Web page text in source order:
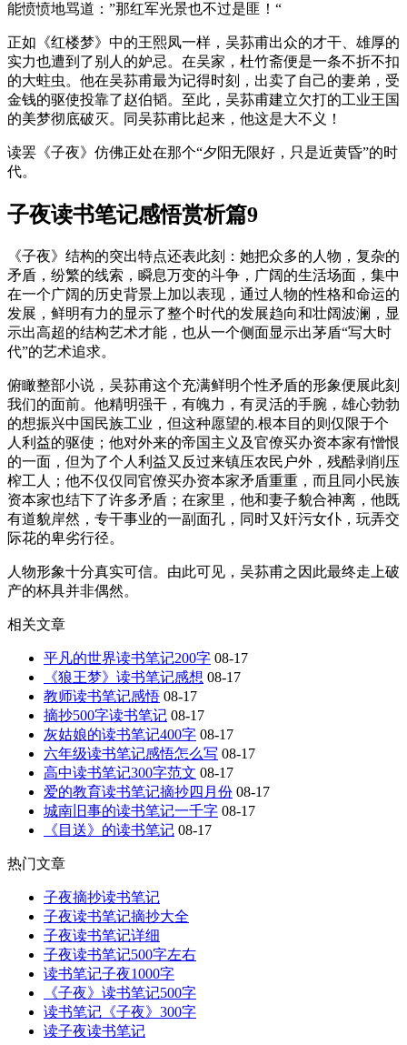
能愤愤地骂道：”那红军光景也不过是匪！“
正如《红楼梦》中的王熙凤一样，吴荪甫出众的才干、雄厚的
实力也遭到了别人的妒忌。在吴家，杜竹斋便是一条不折不扣
的大蛀虫。他在吴荪甫最为记得时刻，出卖了自己的妻弟，受
金钱的驱使投靠了赵伯韬。至此，吴荪甫建立欠打的工业王国
的美梦彻底破灭。同吴荪甫比起来，他这是大不义！
读罢《子夜》仿佛正处在那个“夕阳无限好，只是近黄昏”的时
代。
子夜读书笔记感悟赏析篇9
《子夜》结构的突出特点还表此刻：她把众多的人物，复杂的
矛盾，纷繁的线索，瞬息万变的斗争，广阔的生活场面，集中
在一个广阔的历史背景上加以表现，通过人物的性格和命运的
发展，鲜明有力的显示了整个时代的发展趋向和壮阔波澜，显
示出高超的结构艺术才能，也从一个侧面显示出茅盾“写大时
代”的艺术追求。
俯瞰整部小说，吴荪甫这个充满鲜明个性矛盾的形象便展此刻
我们的面前。他精明强干，有魄力，有灵活的手腕，雄心勃勃
的想振兴中国民族工业，但这种愿望的.根本目的则仅限于个
人利益的驱使；他对外来的帝国主义及官僚买办资本家有憎恨
的一面，但为了个人利益又反过来镇压农民户外，残酷剥削压
榨工人；他不仅仅同官僚买办资本家矛盾重重，而且同小民族
资本家也结下了许多矛盾；在家里，他和妻子貌合神离，他既
有道貌岸然，专干事业的一副面孔，同时又奸污女仆，玩弄交
际花的卑劣行径。
人物形象十分真实可信。由此可见，吴荪甫之因此最终走上破
产的杯具并非偶然。
相关文章
平凡的世界读书笔记200字 08-17
《狼王梦》读书笔记感想 08-17
教师读书笔记感悟 08-17
摘抄500字读书笔记 08-17
灰姑娘的读书笔记400字 08-17
六年级读书笔记感悟怎么写 08-17
高中读书笔记300字范文 08-17
爱的教育读书笔记摘抄四月份 08-17
城南旧事的读书笔记一千字 08-17
《目送》的读书笔记 08-17
热门文章
子夜摘抄读书笔记
子夜读书笔记摘抄大全
子夜读书笔记详细
子夜读书笔记500字左右
读书笔记子夜1000字
《子夜》读书笔记500字
读书笔记《子夜》300字
读子夜读书笔记